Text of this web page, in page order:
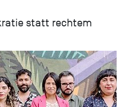
statt rechtem